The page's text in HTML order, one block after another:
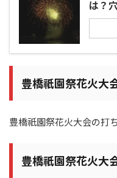
は？
豊橋祇園祭花火大
豊橋祇園祭花火大会の打
豊橋祇園祭花火大